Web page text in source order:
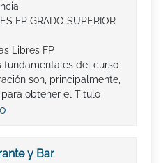
FP GRADO SUPERIOR
Libres FP
fundamentales del curso
son, principalmente,
obtener el Titulo
y Bar